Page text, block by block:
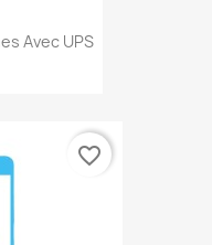
Avec UPS
favorite_border